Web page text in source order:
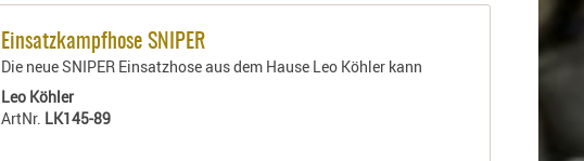
Einsatzkampfhose SNIPER
Die neue SNIPER Einsatzhose aus dem Hause Leo Köhler kann
Leo Köhler
ArtNr. LK145-89